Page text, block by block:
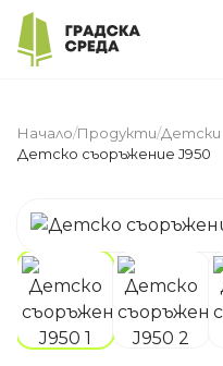
Начало/Продукти/Детски
Детско съоръжение J950